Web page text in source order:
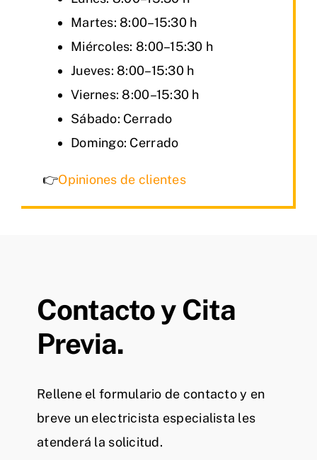
Martes: 8:00–15:30 h
Miércoles: 8:00–15:30 h
Jueves: 8:00–15:30 h
Viernes: 8:00–15:30 h
Sábado: Cerrado
Domingo: Cerrado
👉Opiniones de clientes
Contacto y Cita
Previa.
Rellene el formulario de contacto y en
breve un electricista especialista les
atenderá la solicitud.